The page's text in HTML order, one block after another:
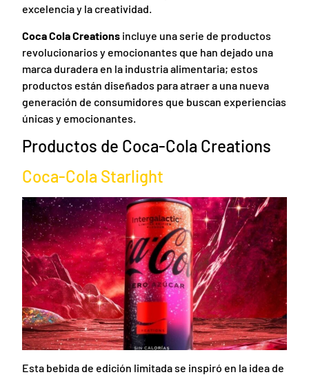
excelencia y la creatividad.
Coca Cola Creations incluye una serie de productos
revolucionarios y emocionantes que han dejado una
marca duradera en la industria alimentaria; estos
productos están diseñados para atraer a una nueva
generación de consumidores que buscan experiencias
únicas y emocionantes.
Productos de Coca-Cola Creations
Coca-Cola Starlight
Esta bebida de edición limitada se inspiró en la idea de